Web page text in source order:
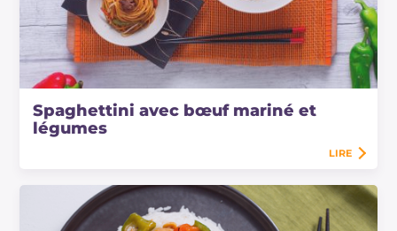
Spaghettini avec bœuf mariné et
légumes
LIRE